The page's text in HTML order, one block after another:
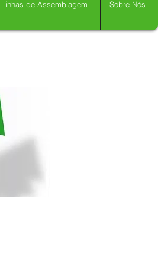
Linhas de Assemblagem Sobre Nós